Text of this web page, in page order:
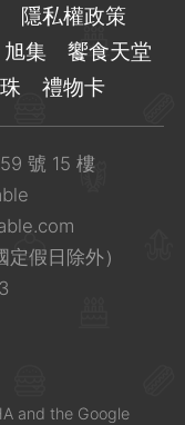
隱私權政策
旭集
饗食天堂
禮物卡
號 15 樓
假日除外）
and the Google